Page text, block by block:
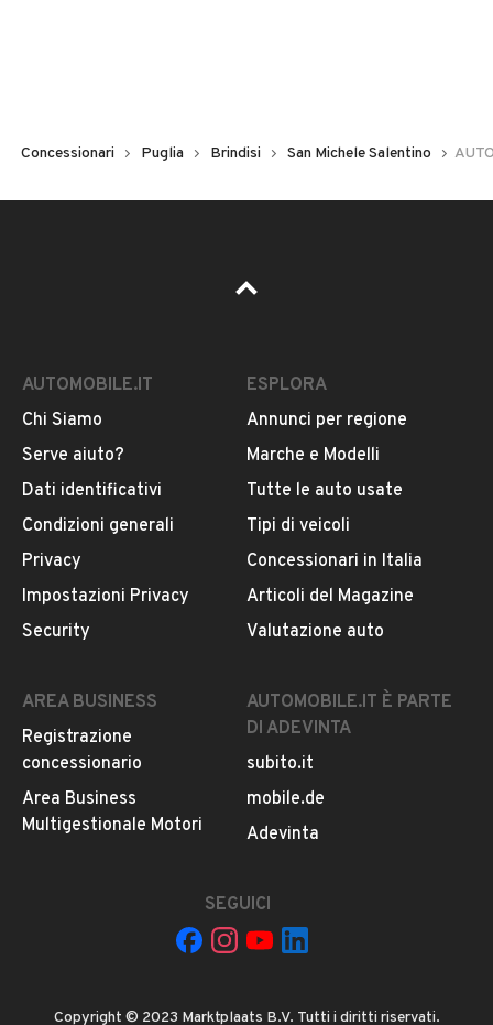
Concessionari Puglia Brindisi San Michele Salentino
AUTOMOBILE.IT
Chi Siamo
Serve aiuto?
Dati identificativi
Condizioni generali
Privacy
Impostazioni Privacy
Security
ESPLORA
Annunci per regione
Marche e Modelli
Tutte le auto usate
Tipi di veicoli
Concessionari in Italia
Articoli del Magazine
Valutazione auto
AREA BUSINESS
Registrazione
concessionario
Area Business
Multigestionale Motori
AUTOMOBILE.IT È PARTE
DI ADEVINTA
subito.it
mobile.de
Adevinta
SEGUICI
Copyright © 2023 Marktplaats B.V. Tutti i diritti riservati.